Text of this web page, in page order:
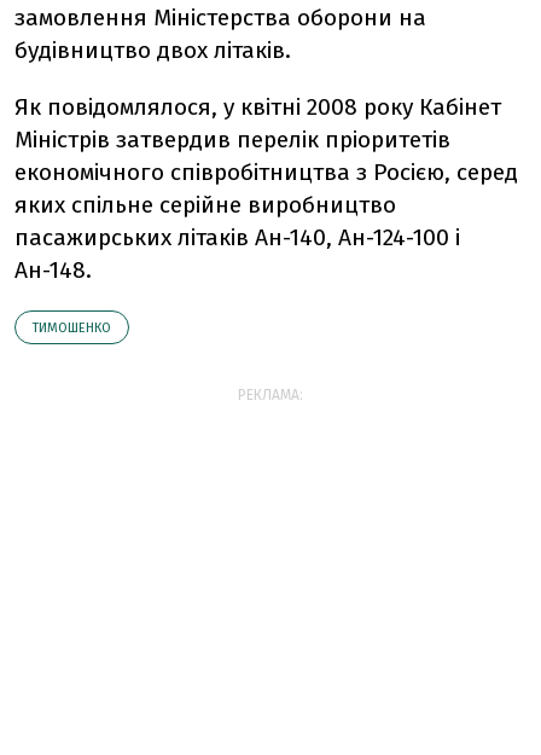
замовлення Міністерства оборони на
будівництво двох літаків.
Як повідомлялося, у квітні 2008 року Кабінет
Міністрів затвердив перелік пріоритетів
економічного співробітництва з Росією, серед
яких спільне серійне виробництво
пасажирських літаків Ан-140, Ан-124-100 і
Ан-148.
ТИМОШЕНКО
РЕКЛАМА: